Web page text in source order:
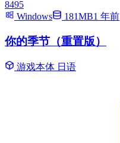
8495
Windows
181MB1 年前
你的季节（重置版）
游戏本体 日语